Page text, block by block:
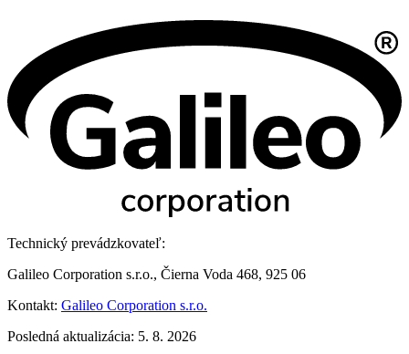
Technický prevádzkovateľ:
Galileo Corporation s.r.o., Čierna Voda 468, 925 06
Kontakt: Galileo Corporation s.r.o.
Posledná aktualizácia: 5. 8. 2026